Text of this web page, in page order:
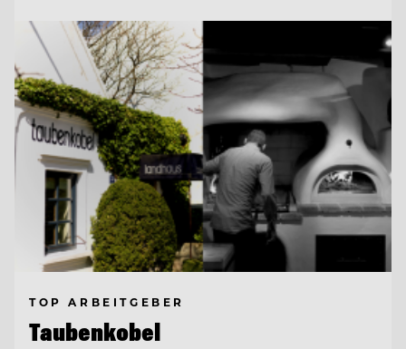
TOP ARBEITGEBER
Taubenkobel